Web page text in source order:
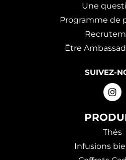
Une
Programme de
Être
SUIVEZ-
Thés
Infusions